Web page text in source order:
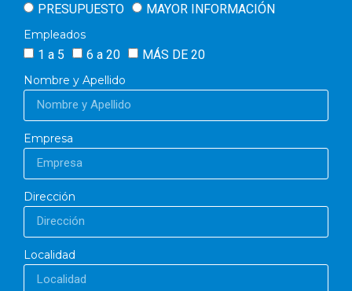
PRESUPUESTO MAYOR INFORMACIÓN
Empleados
1 a 5 6 a 20 MÁS DE 20
Nombre y Apellido
Empresa
Dirección
Localidad